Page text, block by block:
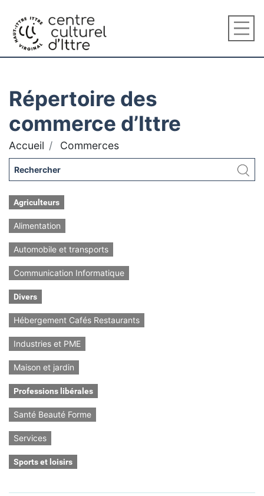
Répertoire des
commerce d’Ittre
Accueil Commerces
Agriculteurs
Alimentation
Automobile et transports
Communication Informatique
Divers
Hébergement Cafés Restaurants
Industries et PME
Maison et jardin
Professions libérales
Santé Beauté Forme
Services
Sports et loisirs